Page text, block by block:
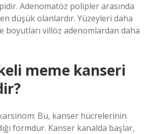
Adenomatöz polipler arasında
düşük olanlardır. Yüzeyleri daha
boyutları villöz adenomlardan daha
meme kanseri
Bu, kanser hücrelerinin
formdur. Kanser kanalda başlar,